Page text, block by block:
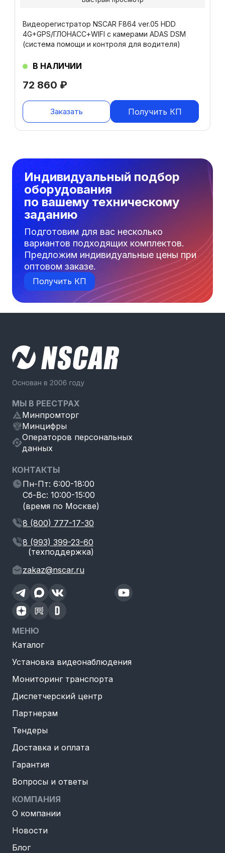
72 860 ₽
Видеорегистратор NSCAR F864 ver.05 HDD
4G+GPS/ГЛОНАСС+WIFI с камерами ADAS DSM
(система помощи и контроля для водителя)
В НАЛИЧИИ
Заказать Получить КП
Индивидуальный подбор
оборудования
по вашему техническому
заданию
Подготовим для вас несколько
вариантов подходящих комплектов.
Предложим индивидуальные цены при
оптовом заказе.
Получить КП
МЫ В РЕЕСТРАХ
Минпромторг
Минцифры
Операторов персональных
данных
КОНТАКТЫ
Пн-Пт: 6:00-18:00
Сб-Вс: 10:00-15:00
(время по Москве)
8 (800) 777-17-30
8 (993) 399-23-60
(техподдержка)
zakaz@nscar.ru
МЕНЮ
Каталог
Установка видеонаблюдения
Мониторинг транспорта
Диспетчерский центр
Партнерам
Тендеры
Доставка и оплата
Гарантия
Вопросы и ответы
КОМПАНИЯ
О компании
Новости
Блог